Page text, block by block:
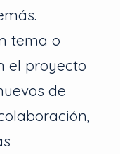
tema o
el proyecto
de